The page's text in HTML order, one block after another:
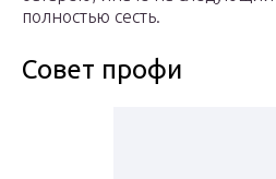
полностью сесть.
Совет профи